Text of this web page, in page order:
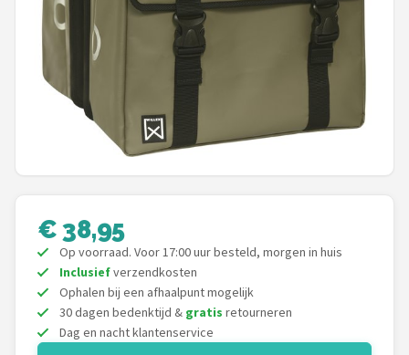
Elektrische fietsen
Mountainbikes
POPULAIRE MERKEN
Basil
Volare
ABUS
AXA
€ 38,95
Op voorraad. Voor 17:00 uur besteld, morgen in huis
Inclusiefverzendkosten
Ophalen bij een afhaalpunt mogelijk
30 dagen bedenktijd & gratis retourneren
Dag en nacht klantenservice